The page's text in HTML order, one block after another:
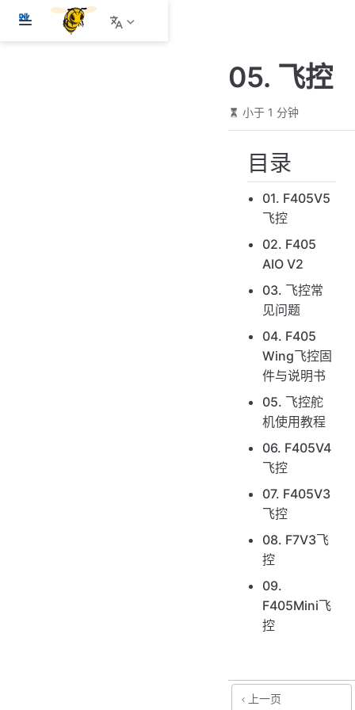
跳
05. 飞控
小于 1 分钟
目录
01. F405V5
飞控
02. F405
AIO V2
03. 飞控常
见问题
04. F405
Wing飞控固
件与说明书
05. 飞控舵
机使用教程
06. F405V4
飞控
07. F405V3
飞控
08. F7V3飞
控
09.
F405Mini飞
控
上一页